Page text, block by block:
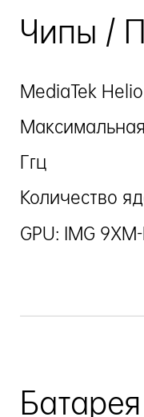
Чипы /
MediaTek
Ггц
Количество
GPU: IMG
Батарея